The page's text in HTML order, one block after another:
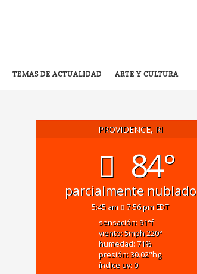
TEMAS DE ACTUALIDAD ARTE Y CULTURA
PROVIDENCE, RI
84°
parcialmente nublado
5:45 am 7:56 pm EDT
sensación: 91°f
viento: 5mph220°
humedad: 71%
presión: 30.02"hg
índice uv: 0